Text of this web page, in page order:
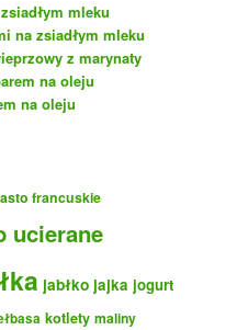
mleku
na zsiadłym mleku
z marynaty
na oleju
na oleju
francuskie
ucierane
jabłko jajka jogurt
kotlety maliny